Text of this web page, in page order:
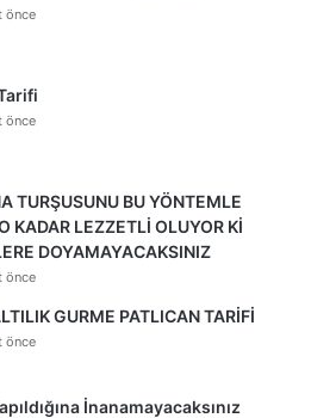
önce
önce
TURŞUSUNU BU YÖNTEMLE
KADAR LEZZETLİ OLUYOR Kİ
DOYAMAYACAKSINIZ
önce
GURME PATLICAN TARİFİ
önce
İnanamayacaksınız